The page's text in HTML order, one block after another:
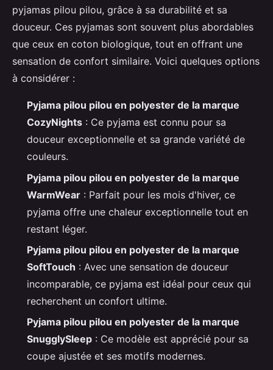
pyjamas pilou pilou, grâce à sa durabilité et sa
douceur. Ces pyjamas sont souvent plus abordables
que ceux en coton biologique, tout en offrant une
sensation de confort similaire. Voici quelques options
à considérer :
Pyjama pilou pilou en polyester de la marque
CozyNights : Ce pyjama est connu pour sa
douceur exceptionnelle et sa grande variété de
couleurs.
Pyjama pilou pilou en polyester de la marque
WarmWear : Parfait pour les mois d'hiver, ce
pyjama offre une chaleur exceptionnelle tout en
restant léger.
Pyjama pilou pilou en polyester de la marque
SoftTouch : Avec une sensation de douceur
incomparable, ce pyjama est idéal pour ceux qui
recherchent un confort ultime.
Pyjama pilou pilou en polyester de la marque
SnugglySleep : Ce modèle est apprécié pour sa
coupe ajustée et ses motifs modernes.